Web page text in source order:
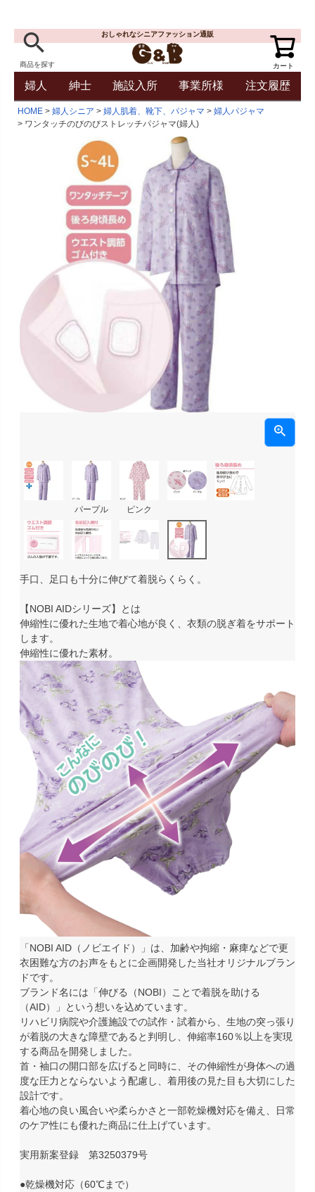
商品を探す
おしゃれなシニアファッション通販
カート
婦人 紳士 施設入所 事業所様 注文履歴
HOME 婦人シニア 婦人肌着、靴下、パジャマ
婦人パジャマ
ワンタッチのびのびストレッチパジャマ(婦人)
パープル ピンク
手口、足口も十分に伸びて着脱らくらく。
【NOBI AIDシリーズ】とは
伸縮性に優れた生地で着心地が良く、衣類の脱ぎ着をサポート
します。
伸縮性に優れた素材。
「NOBI AID（ノビエイド）」は、加齢や拘縮・麻痺などで更
衣困難な方のお声をもとに企画開発した当社オリジナルブラン
ドです。
ブランド名には「伸びる（NOBI）ことで着脱を助ける
（AID）」という想いを込めています。
リハビリ病院や介護施設での試作・試着から、生地の突っ張り
が着脱の大きな障壁であると判明し、伸縮率160％以上を実現
する商品を開発しました。
首・袖口の開口部を広げると同時に、その伸縮性が身体への過
度な圧力とならないよう配慮し、着用後の見た目も大切にした
設計です。
着心地の良い風合いや柔らかさと一部乾燥機対応を備え、日常
のケア性にも優れた商品に仕上げています。
実用新案登録 第3250379号
●乾燥機対応（60℃まで）